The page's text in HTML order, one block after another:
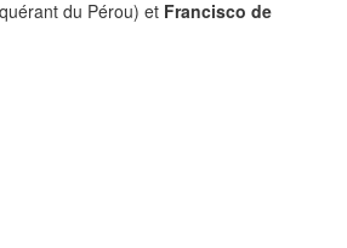
du Pérou) et Francisco de